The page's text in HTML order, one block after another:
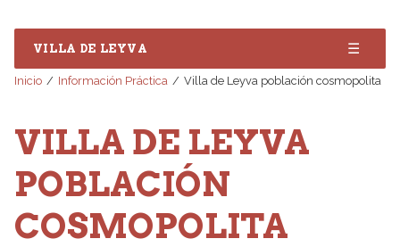
VILLA DE LEYVA ☰
Inicio Información Práctica Villa de Leyva población cosmopolita
VILLA DE LEYVA
POBLACIÓN
COSMOPOLITA